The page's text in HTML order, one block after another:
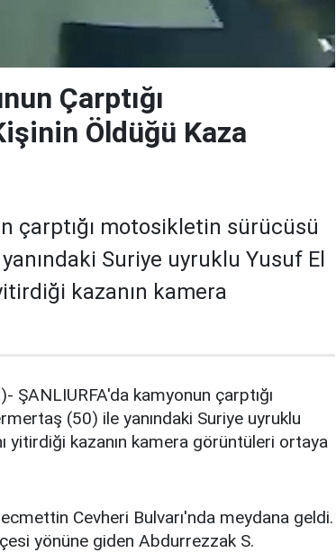
Çarptığı
Öldüğü Kaza
çarptığı motosikletin sürücüsü
Suriye uyruklu Yusuf El
kazanın kamera
ŞANLIURFA'da kamyonun çarptığı
(50) ile yanındaki Suriye uyruklu
yitirdiği kazanın kamera görüntüleri ortaya
Cevheri Bulvarı'nda meydana geldi.
yönüne giden Abdurrezzak S.